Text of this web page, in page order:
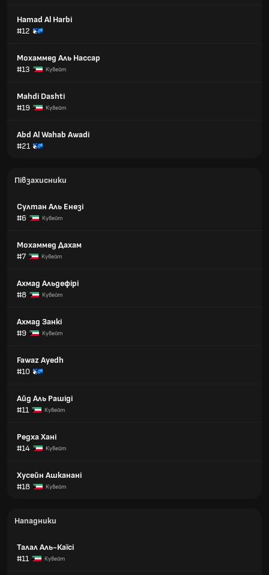
Hamad Al Harbi
#12
Мохаммед Аль Нассар
#13
Кувейт
Mahdi Dashti
#19
Кувейт
Abd Al Wahab Awadi
#21
Півзахисники
Султан Аль Енезі
#6
Кувейт
Мохаммед Дахам
#7
Кувейт
Ахмад Альдефірі
#8
Кувейт
Ахмад Занкі
#9
Кувейт
Fawaz Ayedh
#10
Айд Аль Рашіді
#11
Кувейт
Редха Хані
#14
Кувейт
Хусейн Ашканані
#18
Кувейт
Нападники
Талал Аль-Каїсі
#11
Кувейт